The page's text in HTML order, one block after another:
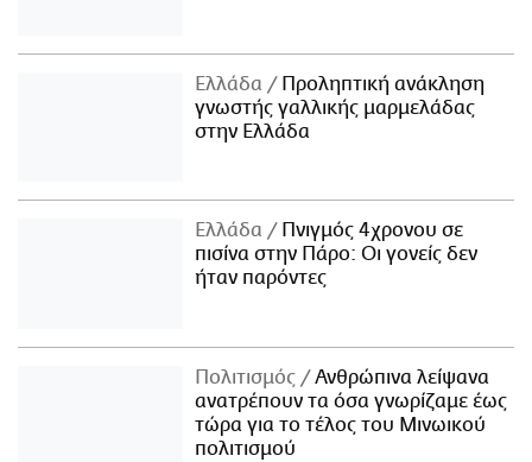
Ελλάδα
Προληπτική ανάκληση
γνωστής γαλλικής μαρμελάδας
στην Ελλάδα
Ελλάδα
Πνιγμός 4χρονου σε
πισίνα στην Πάρο: Οι γονείς δεν
ήταν παρόντες
Πολιτισμός
Ανθρώπινα λείψανα
ανατρέπουν τα όσα γνωρίζαμε έως
τώρα για το τέλος του Μινωικού
πολιτισμού